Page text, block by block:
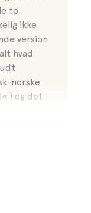
to
ikke
version
hvad
norske
) og det